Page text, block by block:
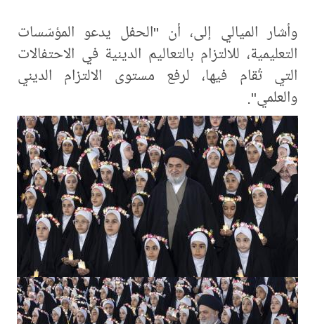
وأشار الميالي إلى، أن "الحفل يدعو المؤسّسات
التعليمية، للالتزام بالتعاليم الدينية في الاحتفالات
التي تُقام فيها، لرفع مستوى الالتزام الديني
والعلمي".